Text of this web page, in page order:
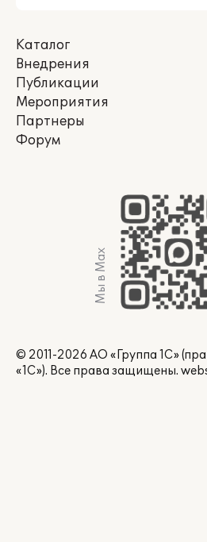
Каталог
Внедрения
Публикации
Мероприятия
Партнеры
Форум
Мы в Max
© 2011-2026 АО «Группа 1С»
«1С»). Все права защищены.